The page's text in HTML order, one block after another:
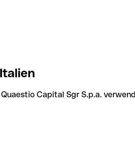
Quaestio Capital Sgr S.p.a.